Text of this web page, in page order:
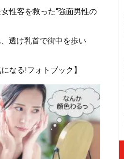
性客を救った“強面男性の
透け乳首で街中を歩い
なる!フォトブック】